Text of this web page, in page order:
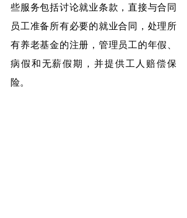
些服务包括讨论就业条款，直接与合同
员工准备所有必要的就业合同，处理所
有养老基金的注册，管理员工的年假、
病假和无薪假期，并提供工人赔偿保
险。